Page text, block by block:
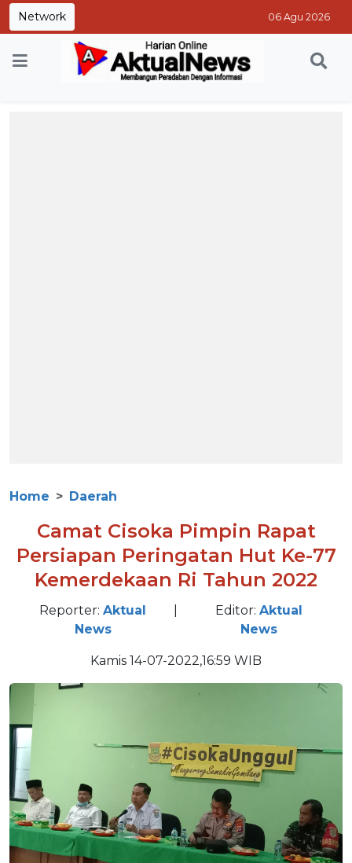
Network 06 Agu 2026
Home Daerah
Camat Cisoka Pimpin Rapat
Persiapan Peringatan Hut Ke-77
Kemerdekaan Ri Tahun 2022
Reporter: Aktual
News
Editor:Aktual
News
Kamis 14-07-2022,16:59 WIB